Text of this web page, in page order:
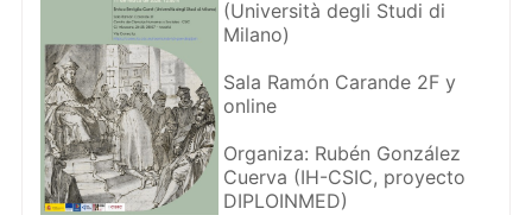
(Università degli Studi di
Milano)
Sala Ramón Carande 2F y
online
Organiza: Rubén González
Cuerva (IH-CSIC, proyecto
DIPLOINMED)